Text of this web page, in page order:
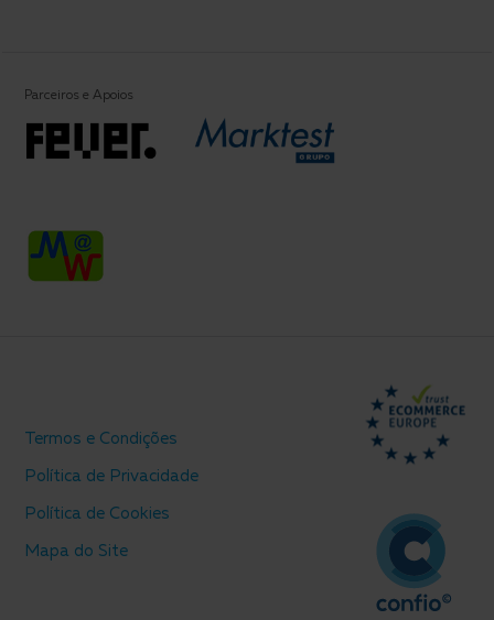
Parceiros e Apoios
Termos e Condições
Política de Privacidade
Política de Cookies
Mapa do Site